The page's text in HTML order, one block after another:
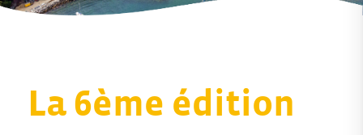
La 6ème édition